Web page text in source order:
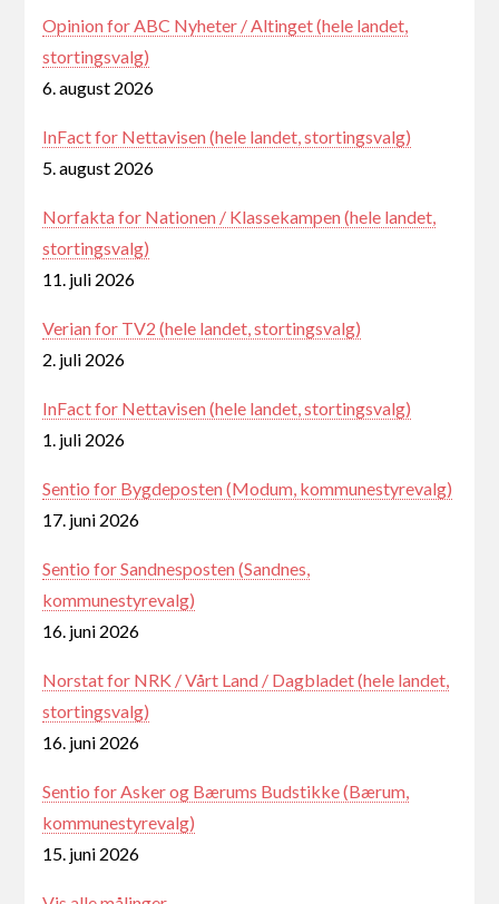
Opinion for ABC Nyheter / Altinget (hele landet,
stortingsvalg)
6. august 2026
InFact for Nettavisen (hele landet, stortingsvalg)
5. august 2026
Norfakta for Nationen / Klassekampen (hele landet,
stortingsvalg)
11. juli 2026
Verian for TV2 (hele landet, stortingsvalg)
2. juli 2026
InFact for Nettavisen (hele landet, stortingsvalg)
1. juli 2026
Sentio for Bygdeposten (Modum, kommunestyrevalg)
17. juni 2026
Sentio for Sandnesposten (Sandnes,
kommunestyrevalg)
16. juni 2026
Norstat for NRK / Vårt Land / Dagbladet (hele landet,
stortingsvalg)
16. juni 2026
Sentio for Asker og Bærums Budstikke (Bærum,
kommunestyrevalg)
15. juni 2026